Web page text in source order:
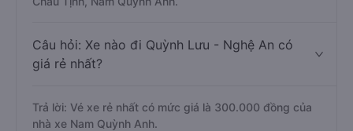
Câu hỏi: Xe nào đi Quỳnh Lưu - Nghệ An có
giá rẻ nhất?
Trả lời: Vé xe rẻ nhất có mức giá là 300.000 đồng của
nhà xe Nam Quỳnh Anh.